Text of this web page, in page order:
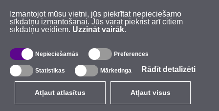
Izmantojot mūsu vietni, jūs piekrītat nepieciešamo
sīkdatņu izmantošanai. Jūs varat piekrist arī citiem
sīkdatņu veidiem. Uzzināt vairāk.
Nepieciešamās Preferences
Statistikas Mārketinga Rādīt detalizēti
Atļaut atlasītus Atļaut visus
noliktavā noliktavā
parādīt visas preces